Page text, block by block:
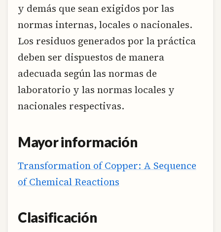
y demás que sean exigidos por las
normas internas, locales o nacionales.
Los residuos generados por la práctica
deben ser dispuestos de manera
adecuada según las normas de
laboratorio y las normas locales y
nacionales respectivas.
Mayor información
Transformation of Copper: A Sequence
of Chemical Reactions
Clasificación